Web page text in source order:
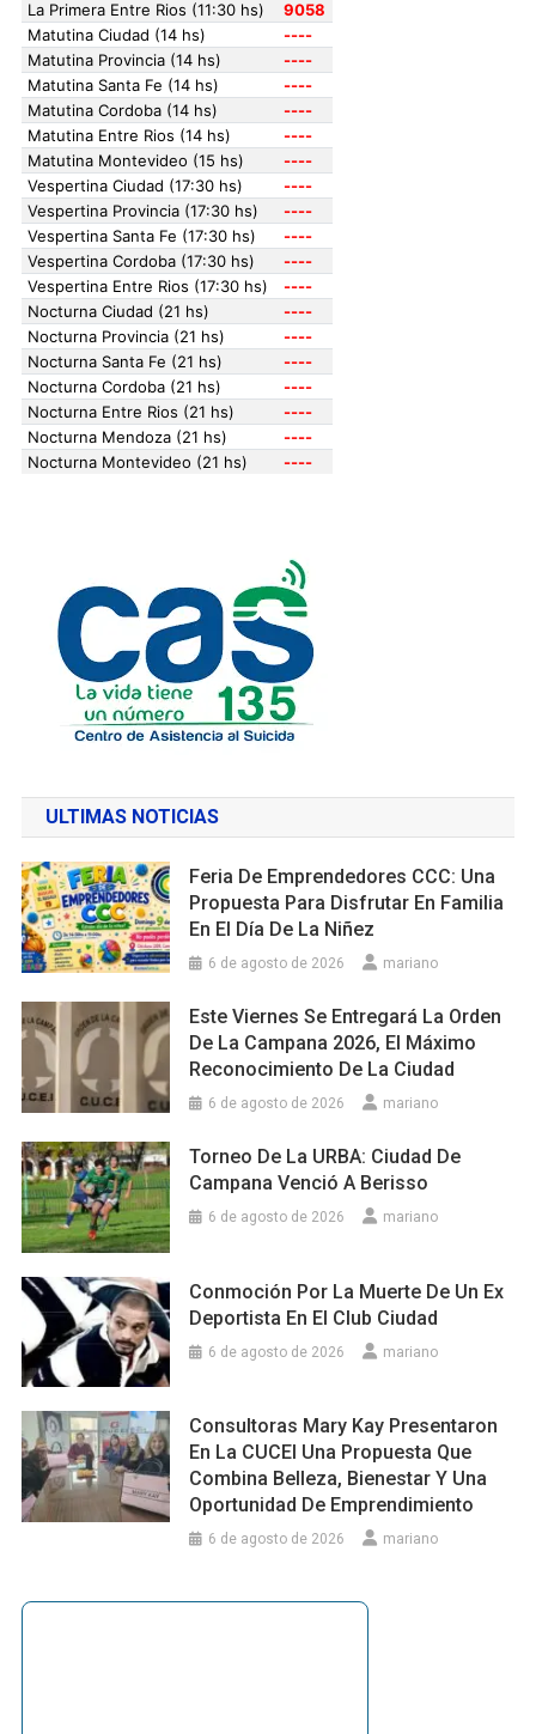
ULTIMAS NOTICIAS
Feria De Emprendedores CCC: Una
Propuesta Para Disfrutar En Familia
En El Día De La Niñez
6 de agosto de 2026 mariano
Este Viernes Se Entregará La Orden
De La Campana 2026, El Máximo
Reconocimiento De La Ciudad
6 de agosto de 2026 mariano
Torneo De La URBA: Ciudad De
Campana Venció A Berisso
6 de agosto de 2026 mariano
Conmoción Por La Muerte De Un Ex
Deportista En El Club Ciudad
6 de agosto de 2026 mariano
Consultoras Mary Kay Presentaron
En La CUCEI Una Propuesta Que
Combina Belleza, Bienestar Y Una
Oportunidad De Emprendimiento
6 de agosto de 2026 mariano